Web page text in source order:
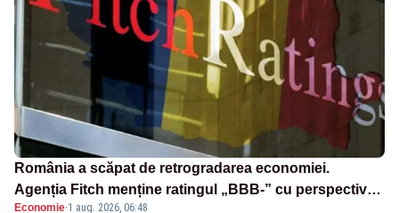
România a scăpat de retrogradarea economiei.
Agenția Fitch menține ratingul „BBB-” cu perspectivă
Economie·1 aug. 2026, 06:48